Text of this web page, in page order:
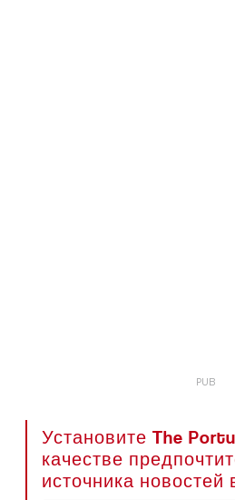
Установите The
качестве
источника новостей